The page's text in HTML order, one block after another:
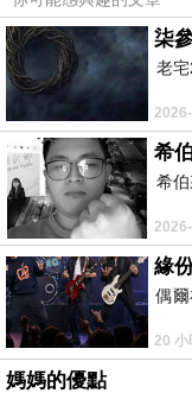
上一篇： 讓我來介紹
下一篇：來看這些精
柒
老
希
希
緣
偶
20 小
媽媽的優點